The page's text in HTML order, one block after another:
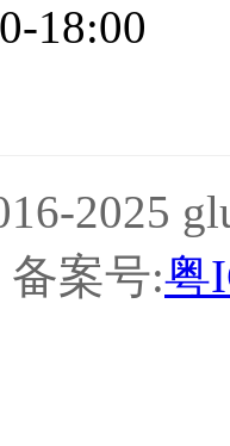
18:00
2025
备案号:粤